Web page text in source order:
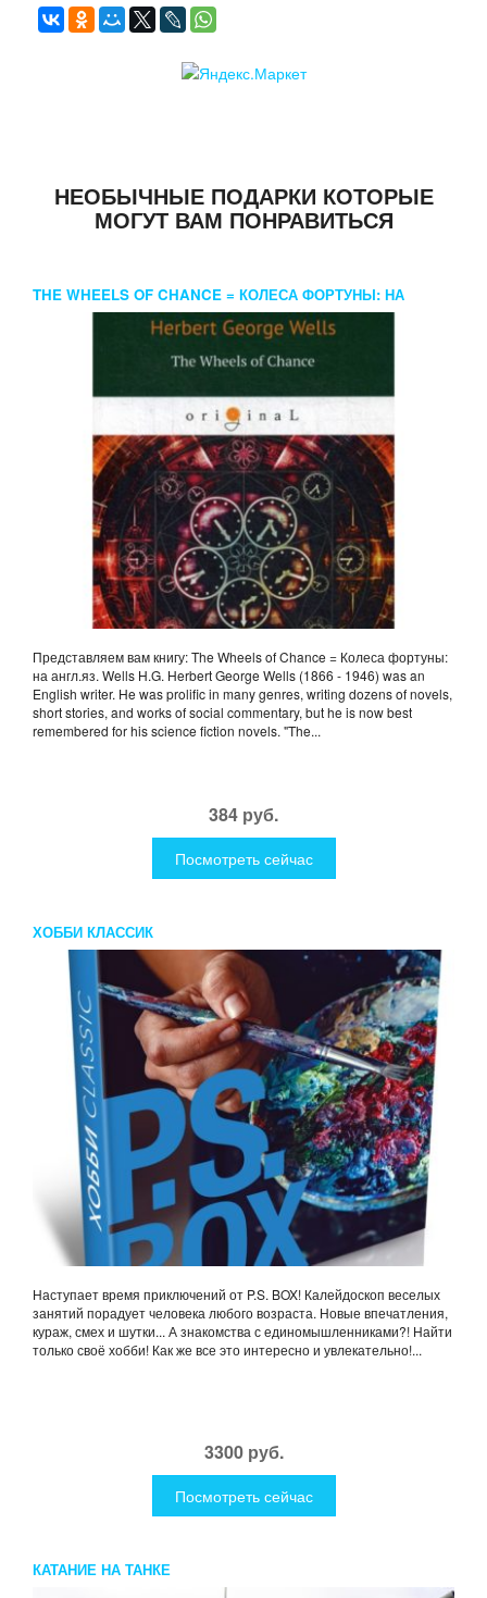
НЕОБЫЧНЫЕ ПОДАРКИ КОТОРЫЕ
МОГУТ ВАМ ПОНРАВИТЬСЯ
THE WHEELS OF CHANCE = КОЛЕСА ФОРТУНЫ: НА
АНГЛ.ЯЗ. WELLS H.G.
Представляем вам книгу: The Wheels of Chance = Колеса фортуны:
на англ.яз. Wells H.G. Herbert George Wells (1866 - 1946) was an
English writer. He was prolific in many genres, writing dozens of novels,
short stories, and works of social commentary, but he is now best
remembered for his science fiction novels. "The...
384 руб.
Посмотреть сейчас
ХОББИ КЛАССИК
Наступает время приключений от P.S. BOX! Калейдоскоп веселых
занятий порадует человека любого возраста. Новые впечатления,
кураж, смех и шутки... А знакомства с единомышленниками?! Найти
только своё хобби! Как же все это интересно и увлекательно!...
3300 руб.
Посмотреть сейчас
КАТАНИЕ НА ТАНКЕ